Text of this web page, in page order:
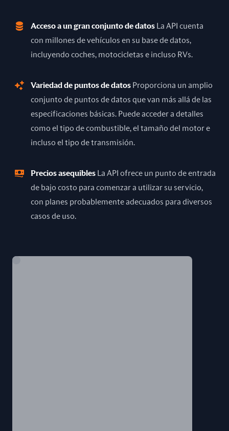
Acceso a un gran conjunto de datos
La API cuenta
con millones de vehículos en su base de datos,
incluyendo coches, motocicletas e incluso RVs.
Variedad de puntos de datos Proporciona un amplio
conjunto de puntos de datos que van más allá de las
especificaciones básicas. Puede acceder a detalles
como el tipo de combustible, el tamaño del motor e
incluso el tipo de transmisión.
Precios asequibles
La API ofrece un punto de entrada
de bajo costo para comenzar a utilizar su servicio,
con planes probablemente adecuados para diversos
casos de uso.